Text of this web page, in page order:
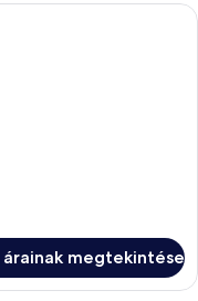
amelyben van egy
megtekintése